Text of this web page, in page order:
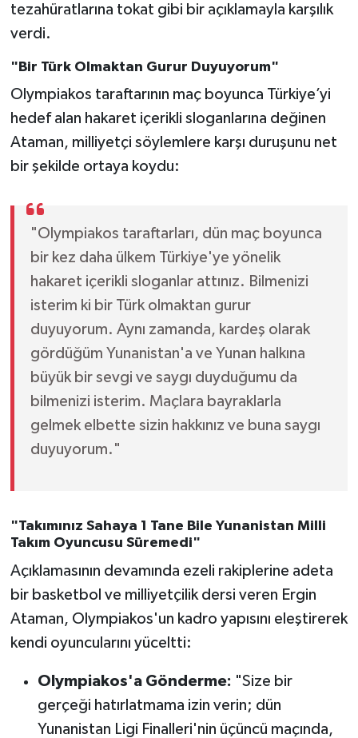
tezahüratlarına tokat gibi bir açıklamayla karşılık
verdi.
"Bir Türk Olmaktan Gurur Duyuyorum"
Olympiakos taraftarının maç boyunca Türkiye’yi
hedef alan hakaret içerikli sloganlarına değinen
Ataman, milliyetçi söylemlere karşı duruşunu net
bir şekilde ortaya koydu:
"Olympiakos taraftarları, dün maç boyunca
bir kez daha ülkem Türkiye'ye yönelik
hakaret içerikli sloganlar attınız. Bilmenizi
isterim ki bir Türk olmaktan gurur
duyuyorum. Aynı zamanda, kardeş olarak
gördüğüm Yunanistan'a ve Yunan halkına
büyük bir sevgi ve saygı duyduğumu da
bilmenizi isterim. Maçlara bayraklarla
gelmek elbette sizin hakkınız ve buna saygı
duyuyorum."
"Takımınız Sahaya 1 Tane Bile Yunanistan Milli
Takım Oyuncusu Süremedi"
Açıklamasının devamında ezeli rakiplerine adeta
bir basketbol ve milliyetçilik dersi veren Ergin
Ataman, Olympiakos'un kadro yapısını eleştirerek
kendi oyuncularını yüceltti:
Olympiakos'a Gönderme: "Size bir
gerçeği hatırlatmama izin verin; dün
Yunanistan Ligi Finalleri'nin üçüncü maçında,